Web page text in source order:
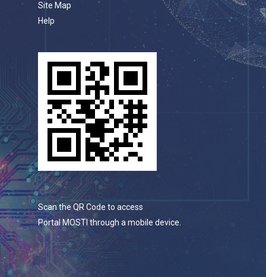
Site Map
Help
Scan the QR Code to access
Portal MOSTI through a mobile device.